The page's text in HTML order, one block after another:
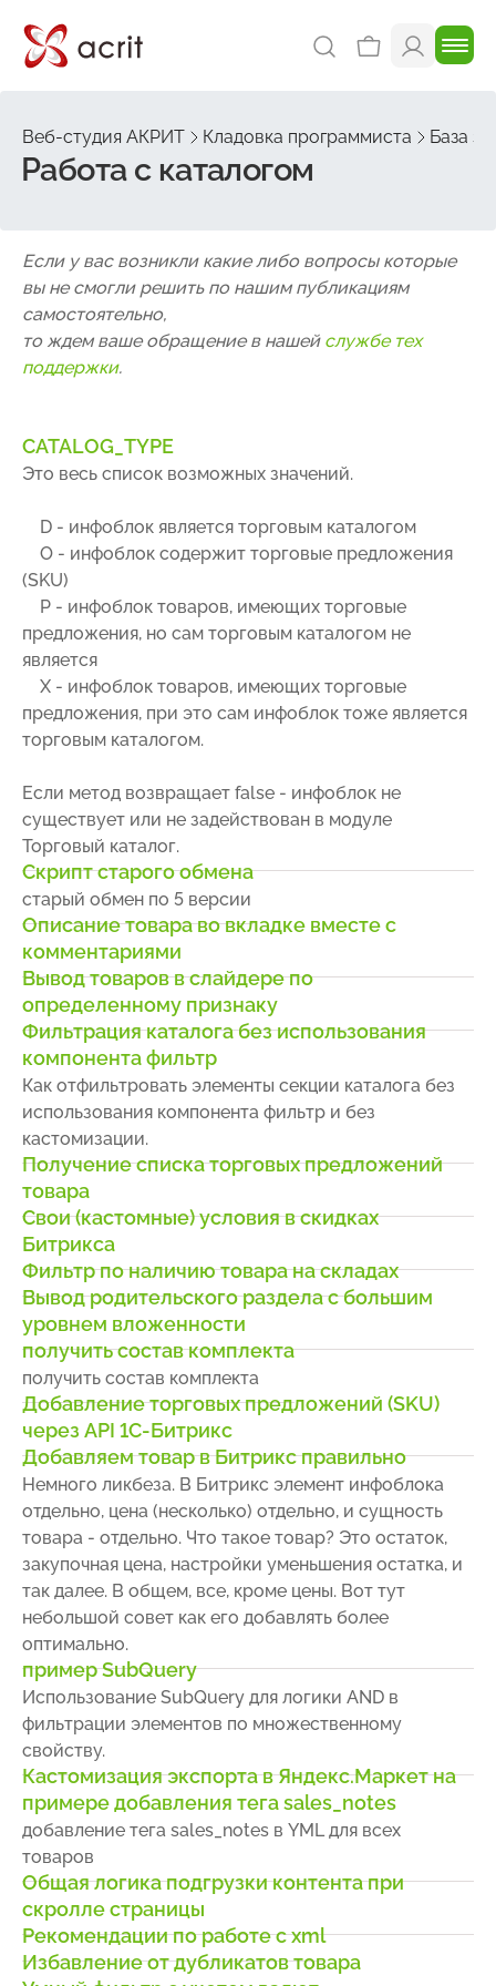
Веб-студия АКРИТ Кладовка программиста База
Работа с каталогом
Если у вас возникли какие либо вопросы которые
вы не смогли решить по нашим публикациям
самостоятельно,
то ждем ваше обращение в нашей службе тех
поддержки.
CATALOG_TYPE
Это весь список возможных значений.
D - инфоблок является торговым каталогом
O - инфоблок содержит торговые предложения
(SKU)
P - инфоблок товаров, имеющих торговые
предложения, но сам торговым каталогом не
является
X - инфоблок товаров, имеющих торговые
предложения, при это сам инфоблок тоже является
торговым каталогом.
Если метод возвращает false - инфоблок не
существует или не задействован в модуле
Торговый каталог.
Скрипт старого обмена
старый обмен по 5 версии
Описание товара во вкладке вместе с
комментариями
Вывод товаров в слайдере по
определенному признаку
Фильтрация каталога без использования
компонента фильтр
Как отфильтровать элементы секции каталога без
использования компонента фильтр и без
кастомизации.
Получение списка торговых предложений
товара
Свои (кастомные) условия в скидках
Битрикса
Фильтр по наличию товара на складах
Вывод родительского раздела с большим
уровнем вложенности
получить состав комплекта
получить состав комплекта
Добавление торговых предложений (SKU)
через API 1С-Битрикс
Добавляем товар в Битрикс правильно
Немного ликбеза. В Битрикс элемент инфоблока
отдельно, цена (несколько) отдельно, и сущность
товара - отдельно. Что такое товар? Это остаток,
закупочная цена, настройки уменьшения остатка, и
так далее. В общем, все, кроме цены. Вот тут
небольшой совет как его добавлять более
оптимально.
пример SubQuery
Использование SubQuery для логики AND в
фильтрации элементов по множественному
свойству.
Кастомизация экспорта в Яндекс.Маркет на
примере добавления тега sales_notes
добавление тега sales_notes в YML для всех
товаров
Общая логика подгрузки контента при
скролле страницы
Рекомендации по работе с xml
Избавление от дубликатов товара